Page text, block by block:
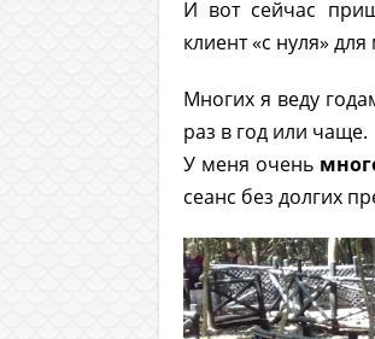
И вот сейчас
клиент «с нуля»
Многих я веду
раз в год или чаще.
У меня очень
сеанс без долгих